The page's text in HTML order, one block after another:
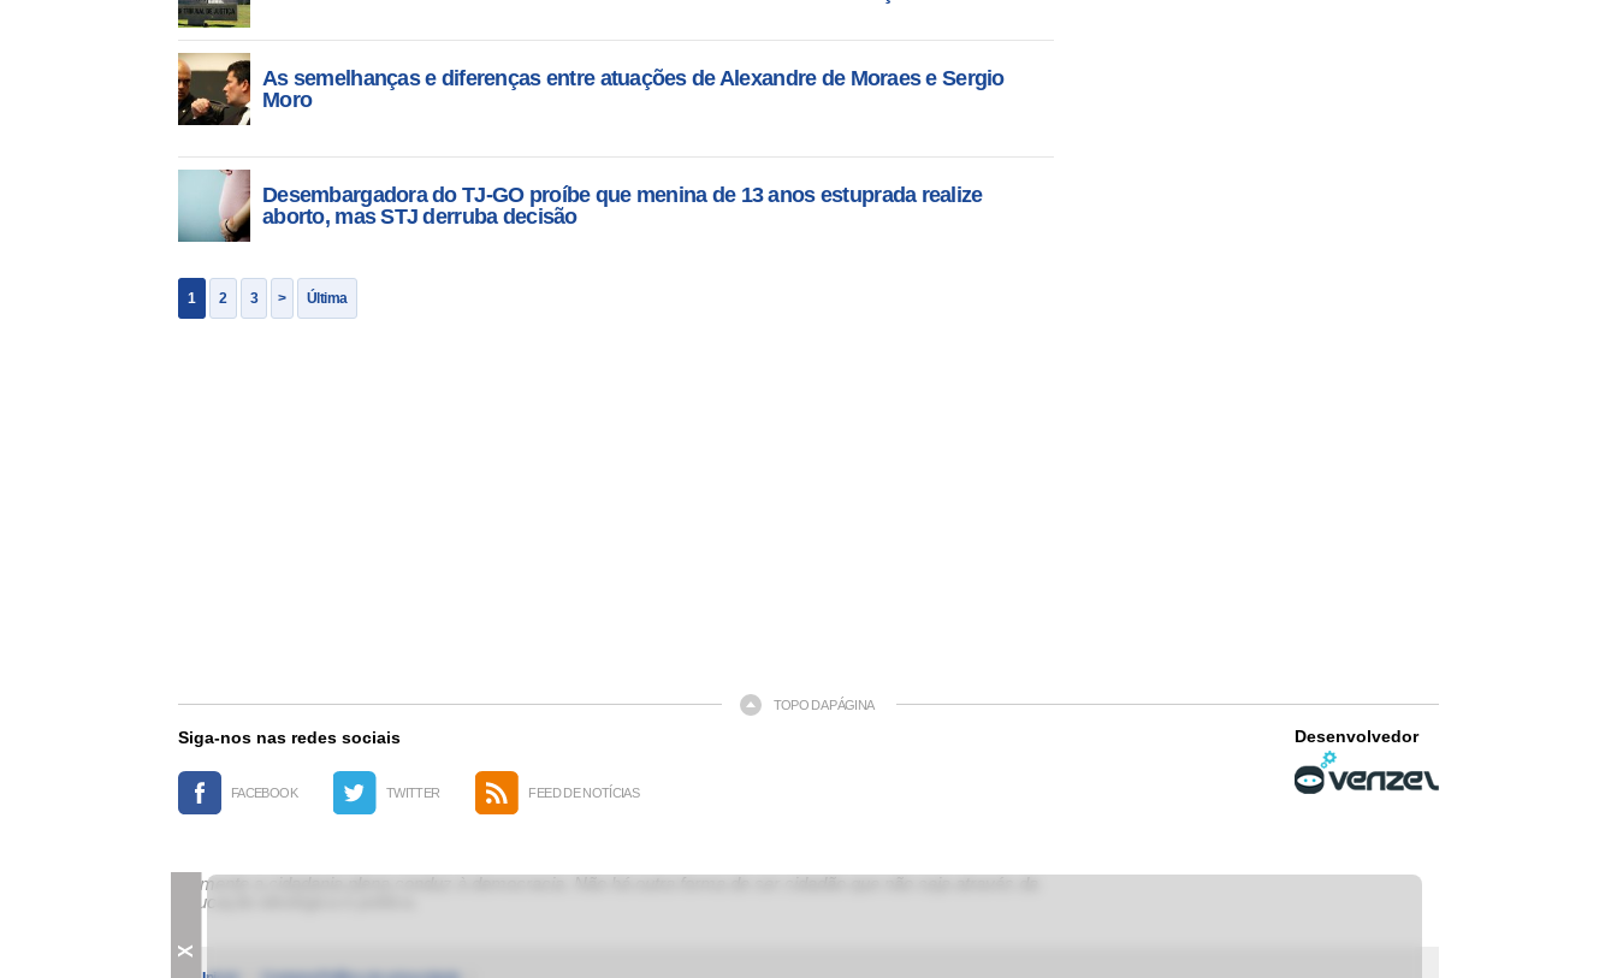
As semelhanças e diferenças entre atuações de Alexandre de Moraes e Sergio
Moro
Desembargadora do TJ-GO proíbe que menina de 13 anos estuprada realize
aborto, mas STJ derruba decisão
1 2 3 > Última
TOPO DA PÁGINA
Siga-nos nas redes sociais
FACEBOOK TWITTER FEED DE NOTÍCIAS
Somente a cidadania plena conduz à democracia. Não há outra forma de ser cidadão que não seja através da
educação ideológica e política.
Desenvolvedor
X